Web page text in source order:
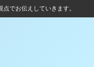
でお伝えしていきます。